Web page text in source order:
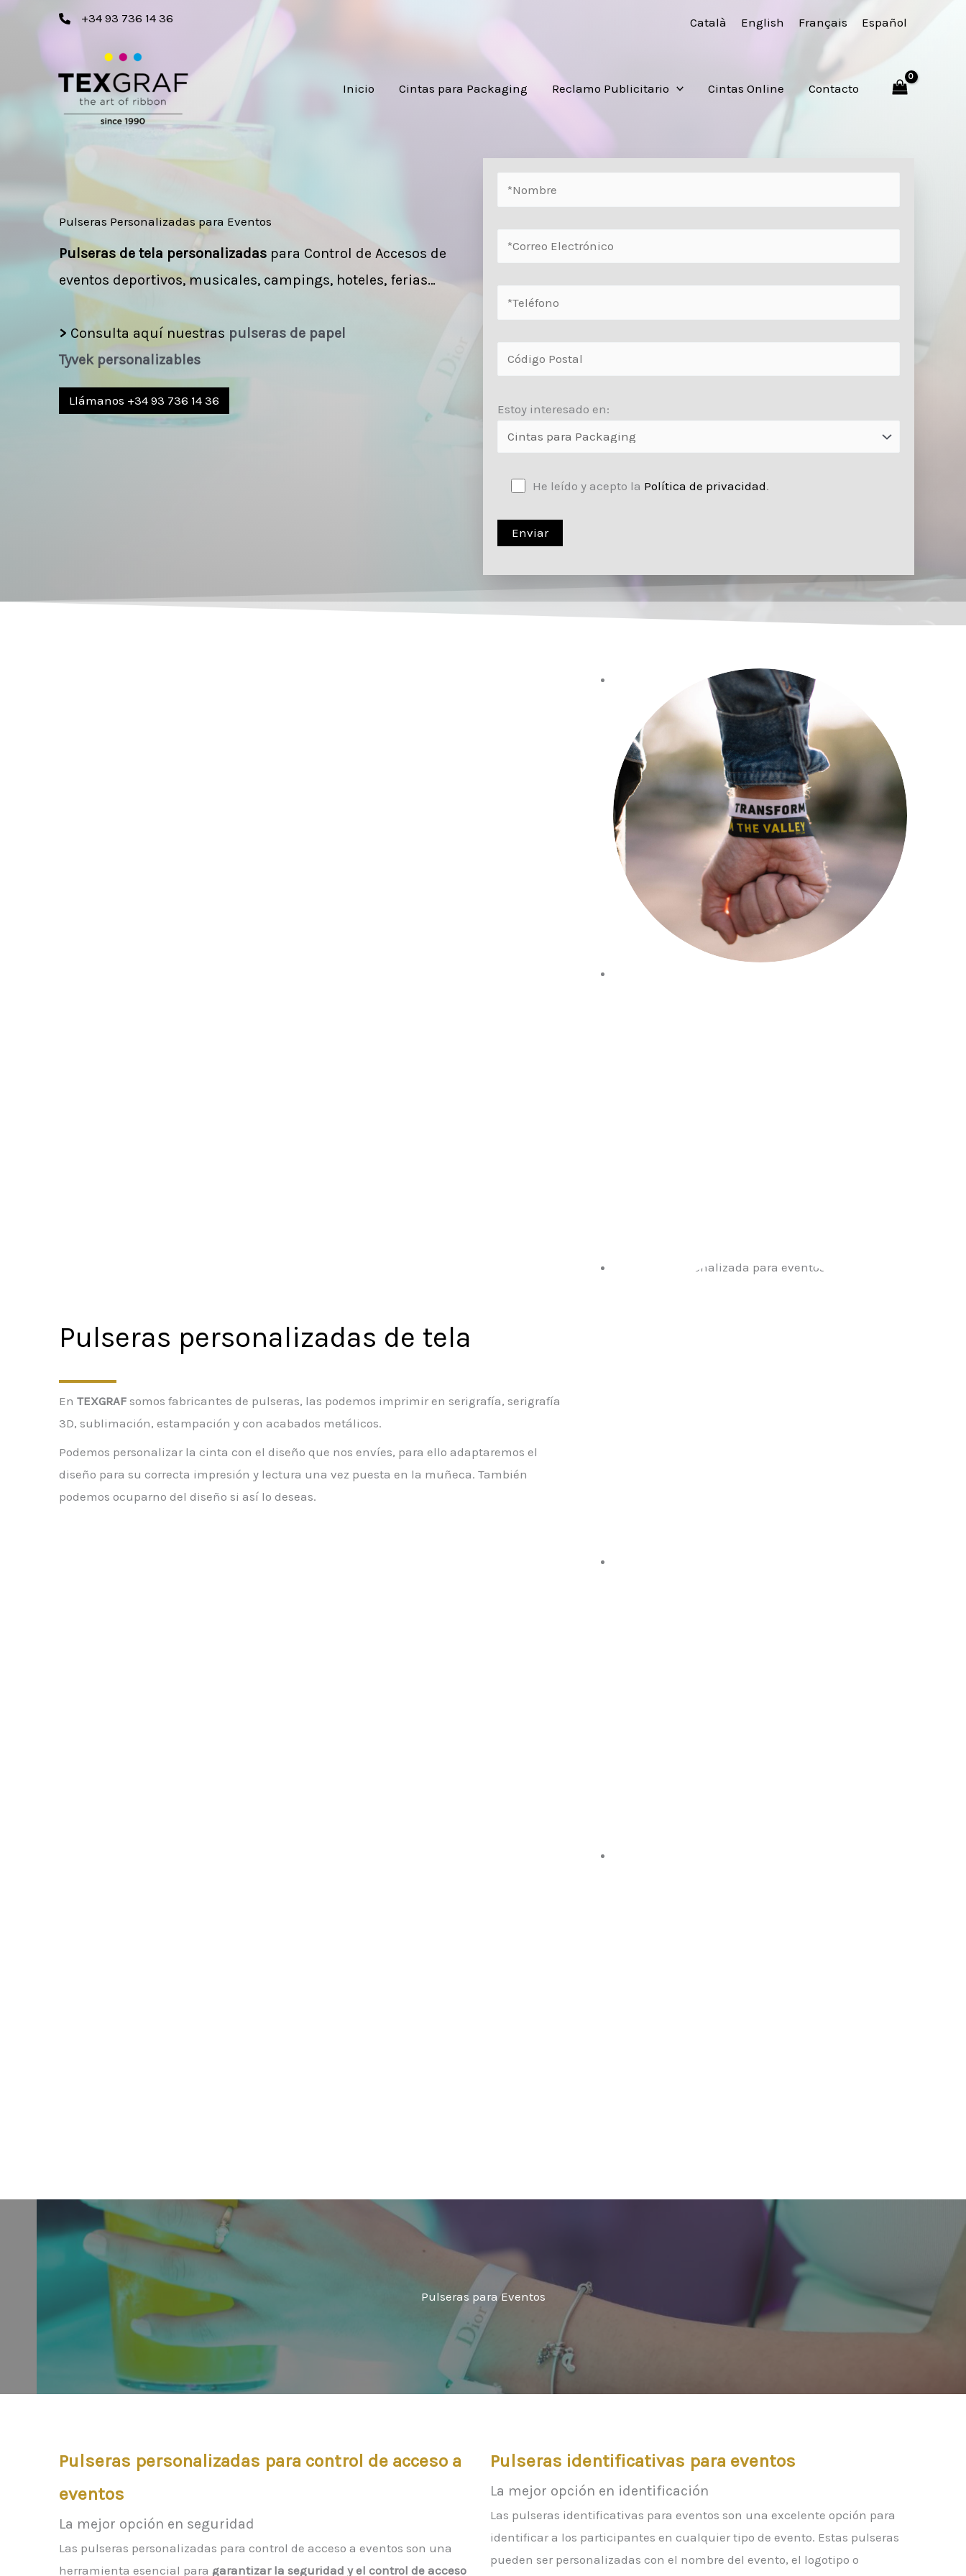
+34 93 736 14 36 Català English Français Español
Inicio Cintas para Packaging Reclamo Publicitario Cintas Online Contacto
Pulseras Personalizadas para Eventos
Pulseras de tela personalizadas para Control de Accesos de
eventos deportivos, musicales, campings, hoteles, ferias…
> Consulta aquí nuestras pulseras de papel
Tyvek personalizables
Llámanos +34 93 736 14 36
Estoy interesado en:
He leído y acepto la Política de privacidad.
Pulseras personalizadas de tela
En TEXGRAF somos fabricantes de pulseras, las podemos imprimir en serigrafía, serigrafía
3D, sublimación, estampación y con acabados metálicos.
Podemos personalizar la cinta con el diseño que nos envíes, para ello adaptaremos el
diseño para su correcta impresión y lectura una vez puesta en la muñeca. También
podemos ocuparno del diseño si así lo deseas.
Pulseras para Eventos
Pulseras personalizadas para control de acceso a
eventos
La mejor opción en seguridad
Las pulseras personalizadas para control de acceso a eventos son una
herramienta esencial para garantizar la seguridad y el control de acceso
Pulseras identificativas para eventos
La mejor opción en identificación
Las pulseras identificativas para eventos son una excelente opción para
identificar a los participantes en cualquier tipo de evento. Estas pulseras
pueden ser personalizadas con el nombre del evento, el logotipo o